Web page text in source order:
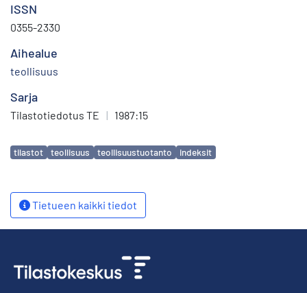
ISSN
0355-2330
Aihealue
teollisuus
Sarja
Tilastotiedotus TE | 1987:15
Avainsanat
tilastot teollisuus teollisuustuotanto indeksit
Tietueen kaikki tiedot